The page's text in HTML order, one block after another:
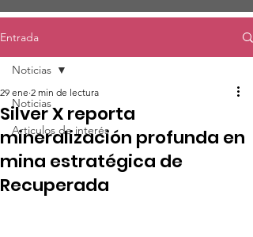
Entrada
Noticias
Articulos de interés
Noticias
Silver X reporta
mineralización profunda en
mina estratégica de
Recuperada
29 ene 2 min de lectura